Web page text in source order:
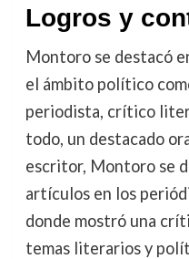
Logros y
Montoro se destacó
el ámbito político
periodista, crítico
todo, un destacado
escritor, Montoro se
artículos en los
donde mostró una
temas literarios y